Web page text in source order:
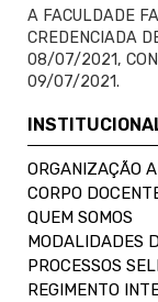
A FACULDADE
CREDENCIADA
08/07/2021,
09/07/2021.
ORGANIZAÇÃO
CORPO
QUEM SOMOS
MODALIDADES
PROCESSOS
REGIMENTO